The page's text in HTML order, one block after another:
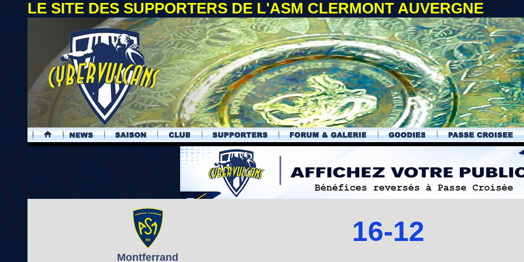
LE SITE DES SUPPORTERS DE L'ASM CLERMONT AUVERGNE
.
Montferrand
16-12